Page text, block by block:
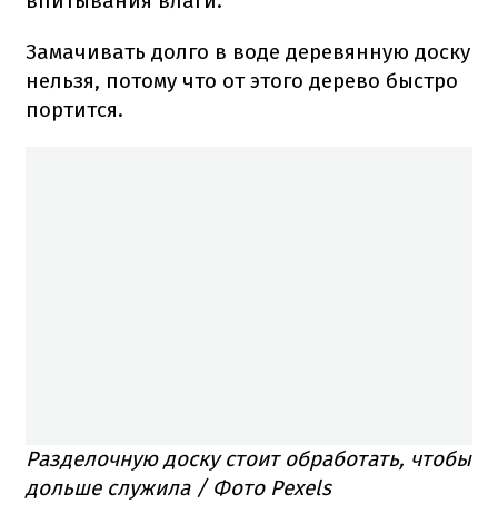
Замачивать долго в воде деревянную доску
нельзя, потому что от этого дерево быстро
портится.
Разделочную доску стоит обработать, чтобы
дольше служила / Фото Pexels